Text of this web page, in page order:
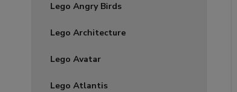
Lego Angry Birds
Lego Architecture
Lego Avatar
Lego Atlantis